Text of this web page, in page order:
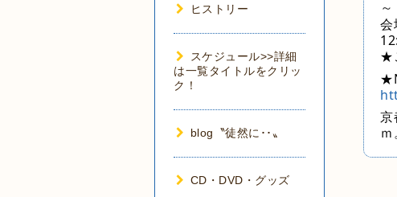
会
★
京
ヒストリー
スケジュール>>詳細
は一覧タイトルをクリッ
ク！
blog〝徒然に･･〟
CD・DVD・グッズ